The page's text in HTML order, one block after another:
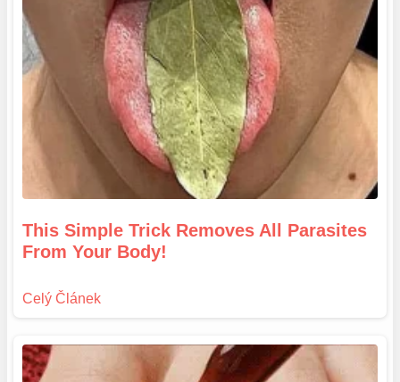
This Simple Trick Removes All Parasites
From Your Body!